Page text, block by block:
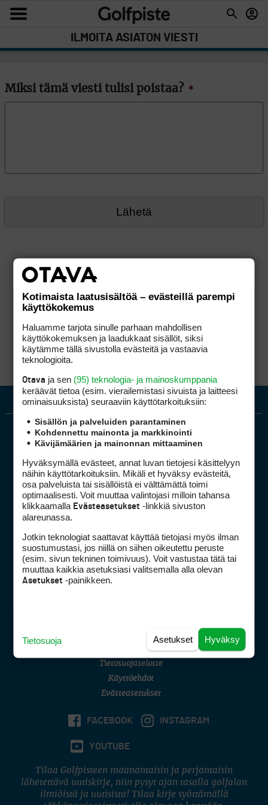
ILMOITA ASIATON VIESTI
Miksi tämä viesti tulisi poistaa? *
Golfpiste mediakortti
Golfpisteen yhteystiedot
DSA avoimuusraportti
Asiakaspalvelu
(digi) digi@otavamedia.fi
Tietosuojaseloste
Käyttöehdot
Evästeasetukset
FACEBOOK INSTAGRAM
YOUTUBE
Tilaa Golfpisteen maanantaisin ja perjantaisin
lähetettävä uutiskirje, niin pysyt ajan tasalla golfalan
ilmiöistä ja uutisista! Tilaa kirje syöttämällä
Kotimaista laatusisältöä – evästeillä parempi
käyttökokemus
Haluamme tarjota sinulle parhaan mahdollisen
käyttökokemuksen ja laadukkaat sisällöt, siksi
käytämme tällä sivustolla evästeitä ja vastaavia
teknologioita.
Otava ja sen (95) teknologia- ja mainoskumppania
keräävät tietoa (esim. vierailemis­tasi sivuista ja laitteesi
ominaisuuk­sista) seuraaviin käyttötarkoituksiin:
Sisällön ja palveluiden parantaminen
Kohdennettu mainonta ja markkinointi
Kävijämäärien ja mainonnan mittaaminen
Hyväksymällä evästeet, annat luvan tietojesi käsittelyyn
näihin käyttötarkoituksiin. Mikäli et hyväksy evästeitä,
osa palveluista tai sisällöistä ei välttämättä toimi
optimaalisesti. Voit muuttaa valintojasi milloin tahansa
klikkaamalla Evästeasetukset -linkkiä sivuston
alareunassa.
Jotkin teknologiat saattavat käyttää tietojasi myös ilman
suostumustasi, jos niillä on siihen oikeutettu peruste
(esim. sivun tekninen toimivuus). Voit vastustaa tätä tai
muuttaa kaikkia asetuksiasi valitsemalla alla olevan
Asetukset -painikkeen.
Hyväksy
Asetukset
Tietosuoja